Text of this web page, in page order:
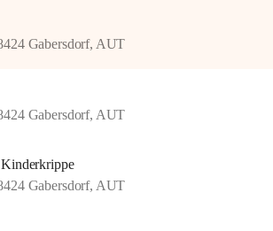
Gabersdorf, AUT
Gabersdorf, AUT
Gabersdorf, AUT